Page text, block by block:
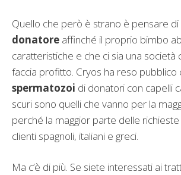
Quello che però è strano è pensare di
donatore affinché il proprio bimbo
caratteristiche e che ci sia una società
faccia profitto. Cryos ha reso pubblico
spermatozoi di donatori con capelli
scuri sono quelli che vanno per la
perché la maggior parte delle
clienti spagnoli, italiani e greci.
Ma c’è di più. Se siete interessati ai